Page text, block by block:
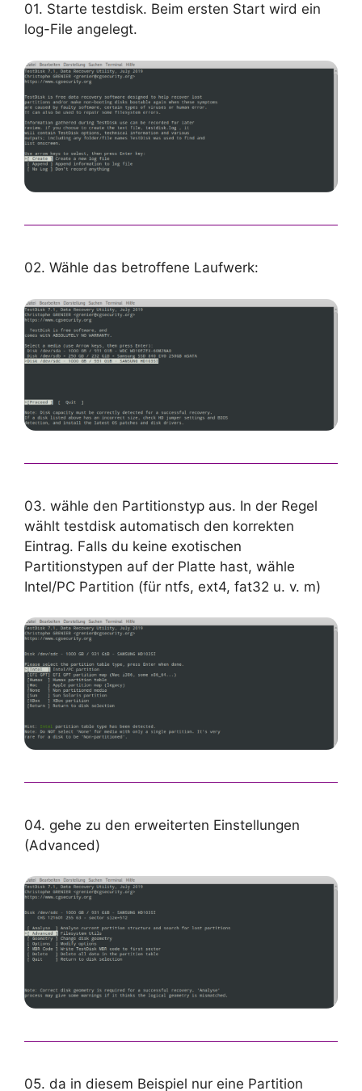
01. Starte testdisk. Beim ersten Start wird ein
log-File angelegt.
02. Wähle das betroffene Laufwerk:
03. wähle den Partitionstyp aus. In der Regel
wählt testdisk automatisch den korrekten
Eintrag. Falls du keine exotischen
Partitionstypen auf der Platte hast, wähle
Intel/PC Partition (für ntfs, ext4, fat32 u. v. m)
04. gehe zu den erweiterten Einstellungen
(Advanced)
05. da in diesem Beispiel nur eine Partition